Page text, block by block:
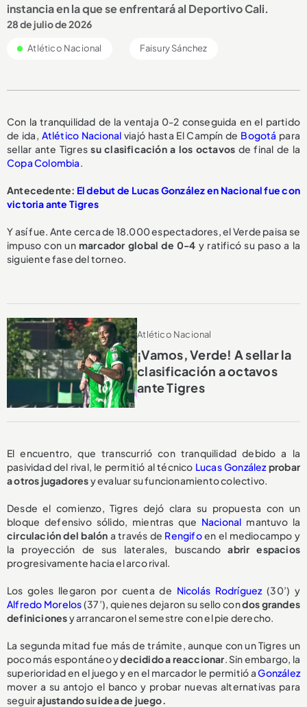
instancia en la que se enfrentará al Deportivo Cali.
28 de julio de 2026
Atlético Nacional Faisury Sánchez
Con la tranquilidad de la ventaja 0-2 conseguida en el partido
de ida, Atlético Nacional viajó hasta El Campín de Bogotá para
sellar ante Tigressu clasificación a los octavos de final de la
Copa Colombia.
Antecedente: El debut de Lucas González en Nacional fue con
victoria ante Tigres
Y así fue. Ante cerca de 18.000 espectadores, el Verde paisa se
impuso con unmarcador global de 0-4 y ratificó su paso a la
siguiente fase del torneo.
Atlético Nacional
¡Vamos, Verde! A sellar la
clasificación a octavos
ante Tigres
El encuentro, que transcurrió con tranquilidad debido a la
pasividad del rival, le permitió al técnico Lucas González probar
a otros jugadoresy evaluar su funcionamiento colectivo.
Desde el comienzo, Tigres dejó clara su propuesta con un
bloque defensivo sólido, mientras que Nacional mantuvo la
circulación del balón a través de Rengifoen el mediocampo y
la proyección de sus laterales, buscandoabrir espacios
progresivamente hacia el arco rival.
Los goles llegaron por cuenta de Nicolás Rodríguez (30’) y
Alfredo Morelos(37’), quienes dejaron su sello condos grandes
definicionesy arrancaron el semestre con el pie derecho.
La segunda mitad fue más de trámite, aunque con un Tigres un
poco más espontáneo ydecidido a reaccionar. Sin embargo, la
superioridad en el juego y en el marcador le permitió aGonzález
mover a su antojo el banco y probar nuevas alternativas para
seguirajustando su idea de juego.